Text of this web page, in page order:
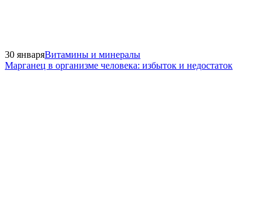
30 январяВитамины и минералы
Марганец в организме человека: избыток и недостаток